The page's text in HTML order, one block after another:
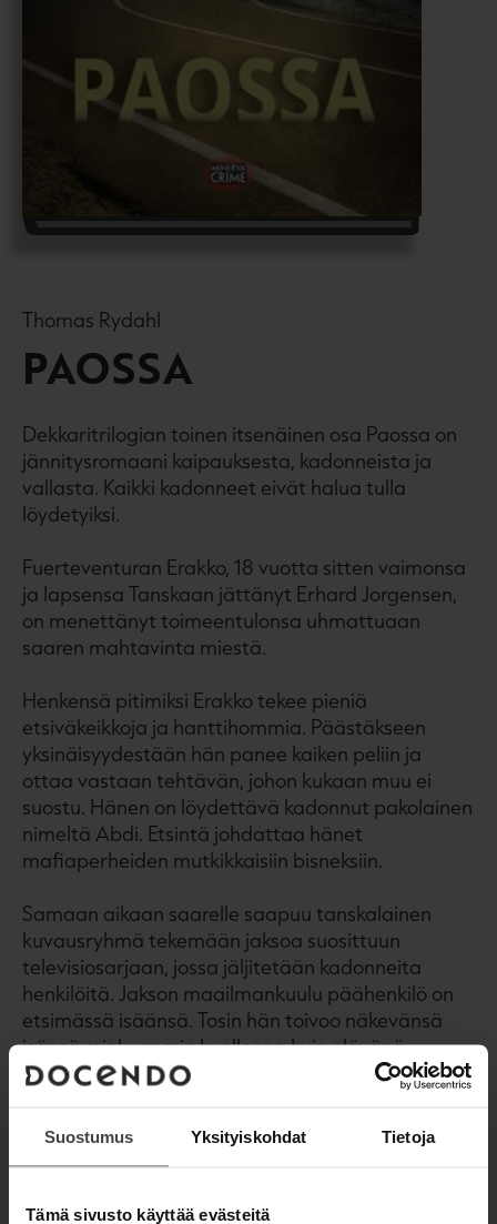
Suostumus Yksityiskohdat Tietoja
Tämä sivusto käyttää evästeitä
Thomas Rydahl
PAOSSA
Dekkaritrilogian toinen itsenäinen osa Paossa on
jännitysromaani kaipauksesta, kadonneista ja
vallasta. Kaikki kadonneet eivät halua tulla
löydetyiksi.
Fuerteventuran Erakko, 18 vuotta sitten vaimonsa
ja lapsensa Tanskaan jättänyt Erhard Jorgensen,
on menettänyt toimeentulonsa uhmattuaan
saaren mahtavinta miestä.
Henkensä pitimiksi Erakko tekee pieniä
etsiväkeikkoja ja hanttihommia. Päästäkseen
yksinäisyydestään hän panee kaiken peliin ja
ottaa vastaan tehtävän, johon kukaan muu ei
suostu. Hänen on löydettävä kadonnut pakolainen
nimeltä Abdi. Etsintä johdattaa hänet
mafiaperheiden mutkikkaisiin bisneksiin.
Samaan aikaan saarelle saapuu tanskalainen
kuvausryhmä tekemään jaksoa suosittuun
televisiosarjaan, jossa jäljitetään kadonneita
henkilöitä. Jakson maailmankuulu päähenkilö on
etsimässä isäänsä. Tosin hän toivoo näkevänsä
isänsä mieluummin kuolleena kuin elävänä.
hänen kirjansa aivan uuteen genreen, niitä voi
hyvällä syyllä kutsua kaunokirjallisiksi dekkareiksi.